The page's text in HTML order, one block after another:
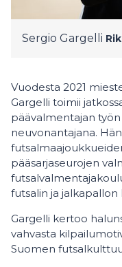
Sergio Gargelli
Vuodesta 2021
Gargelli toimii
päävalmentajan
neuvonantajana.
pääsarjaseurojen
futsalin ja jalkapallon
Gargelli kertoo
vahvasta
Suomen